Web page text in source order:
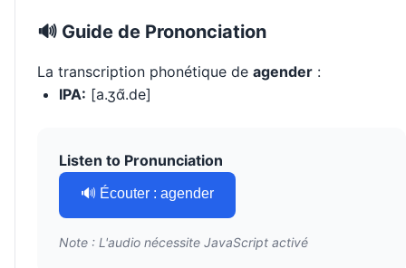
🔊 Guide de Prononciation
La transcription phonétique de agender :
IPA: [a.ʒɑ̃.de]
Listen to Pronunciation
🔊 Écouter : agender
Note : L'audio nécessite JavaScript activé